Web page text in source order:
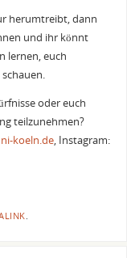
herumtreibt, dann
und ihr könnt
lernen, euch
oder euch
teilzunehmen?
koeln.de, Instagram:
.